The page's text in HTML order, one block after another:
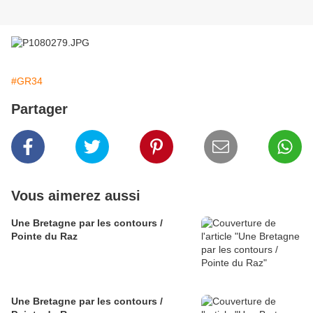
#GR34
Partager
Vous aimerez aussi
Une Bretagne par les contours /
Pointe du Raz
Une Bretagne par les contours /